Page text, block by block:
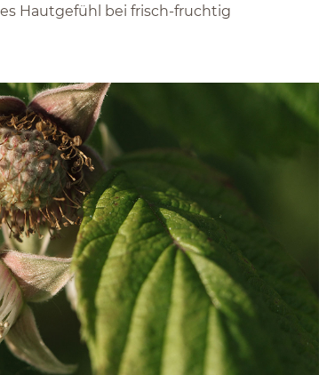
Hautgefühl bei frisch-fruchtig